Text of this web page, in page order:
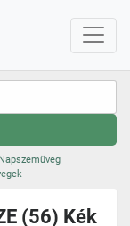
Napszemüveg
(56) Kék